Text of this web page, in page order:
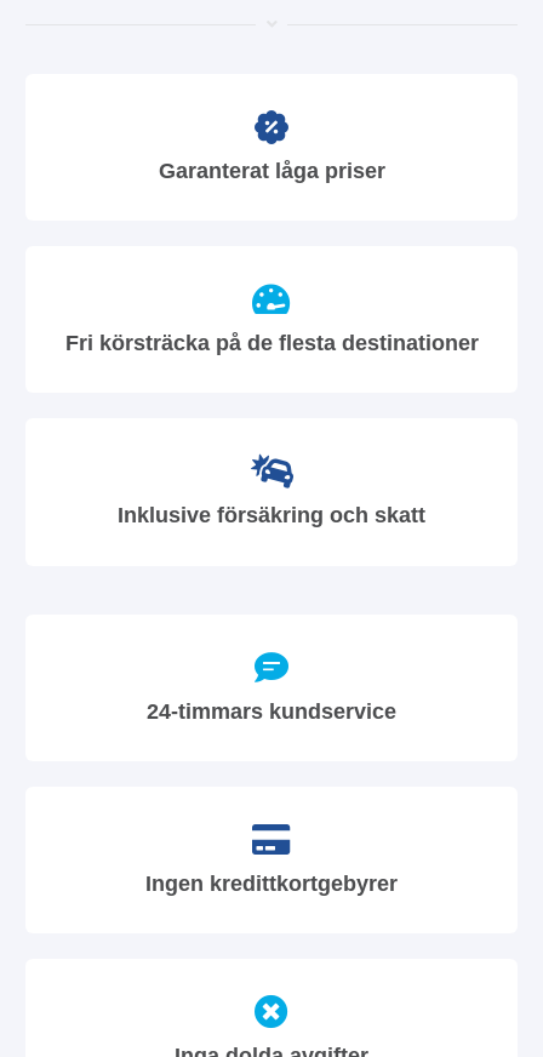
Garanterat låga priser
Fri körsträcka på de flesta destinationer
Inklusive försäkring och skatt
24-timmars kundservice
Ingen kredittkortgebyrer